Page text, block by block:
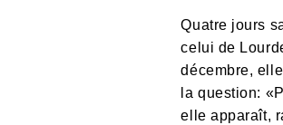
Quatre jours
celui de
décembre,
la question:
elle apparaît,